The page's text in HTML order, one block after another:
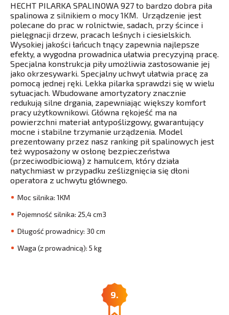
HECHT PILARKA SPALINOWA 927 to bardzo dobra piła
spalinowa z silnikiem o mocy 1KM. Urządzenie jest
polecane do prac w rolnictwie, sadach, przy ścince i
pielęgnacji drzew, pracach leśnych i ciesielskich.
Wysokiej jakości łańcuch tnący zapewnia najlepsze
efekty, a wygodna prowadnica ułatwia precyzyjną pracę.
Specjalna konstrukcja piły umożliwia zastosowanie jej
jako okrzesywarki. Specjalny uchwyt ułatwia pracę za
pomocą jednej ręki. Lekka pilarka sprawdzi się w wielu
sytuacjach. Wbudowane amortyzatory znacznie
redukują silne drgania, zapewniając większy komfort
pracy użytkownikowi. Główna rękojeść ma na
powierzchni materiał antypoślizgowy, gwarantujący
mocne i stabilne trzymanie urządzenia. Model
prezentowany przez nasz ranking pił spalinowych jest
też wyposażony w osłonę bezpieczeństwa
(przeciwodbiciową) z hamulcem, który działa
natychmiast w przypadku ześlizgnięcia się dłoni
operatora z uchwytu głównego.
Moc silnika: 1KM
Pojemność silnika: 25,4 cm3
Długość prowadnicy: 30 cm
Waga (z prowadnicą): 5 kg
9.